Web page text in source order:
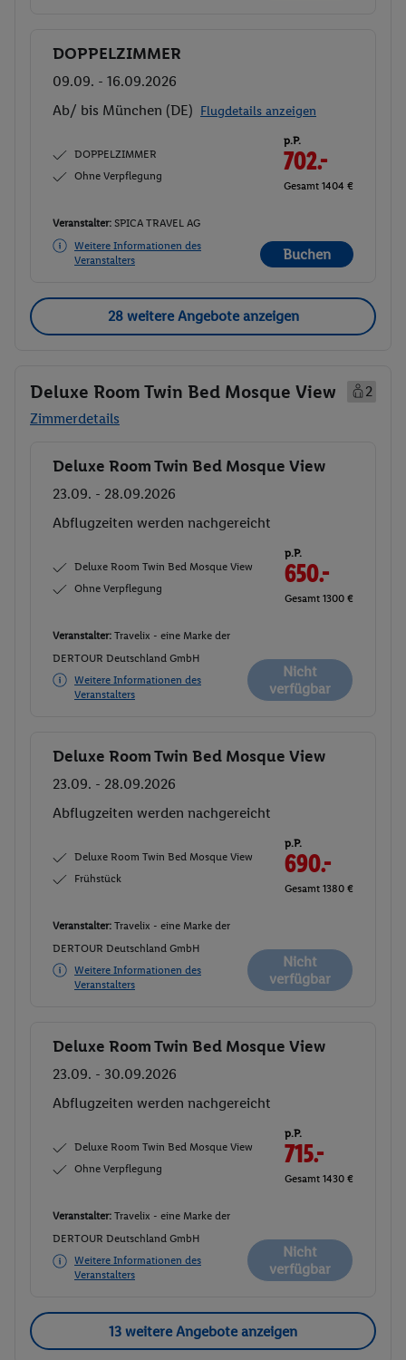
Buchen
DOPPELZIMMER
09.09. - 16.09.2026
Ab/ bis München (DE) Flugdetails anzeigen
DOPPELZIMMER
Ohne Verpflegung
p.P.
702.-
Gesamt 1404 €
Veranstalter: SPICA TRAVEL AG
Weitere Informationen des
Veranstalters
Buchen
28 weitere Angebote anzeigen
Deluxe Room Twin Bed Mosque View
2
Zimmerdetails
Buchen
Deluxe Room Twin Bed Mosque View
23.09. - 28.09.2026
Abflugzeiten werden nachgereicht
Deluxe Room Twin Bed Mosque View
Ohne Verpflegung
p.P.
650.-
Gesamt 1300 €
Veranstalter: Travelix - eine Marke der
DERTOUR Deutschland GmbH
Weitere Informationen des
Veranstalters
Nicht
verfügbar
Buchen
Deluxe Room Twin Bed Mosque View
23.09. - 28.09.2026
Abflugzeiten werden nachgereicht
Deluxe Room Twin Bed Mosque View
Frühstück
p.P.
690.-
Gesamt 1380 €
Veranstalter: Travelix - eine Marke der
DERTOUR Deutschland GmbH
Weitere Informationen des
Veranstalters
Nicht
verfügbar
Buchen
Deluxe Room Twin Bed Mosque View
23.09. - 30.09.2026
Abflugzeiten werden nachgereicht
Deluxe Room Twin Bed Mosque View
Ohne Verpflegung
p.P.
715.-
Gesamt 1430 €
Veranstalter: Travelix - eine Marke der
DERTOUR Deutschland GmbH
Weitere Informationen des
Veranstalters
Nicht
verfügbar
13 weitere Angebote anzeigen